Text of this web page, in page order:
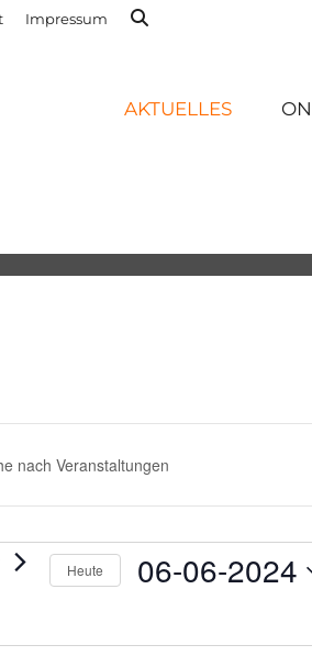
Impressum
AKTUELLES
Heute 06-06-2024